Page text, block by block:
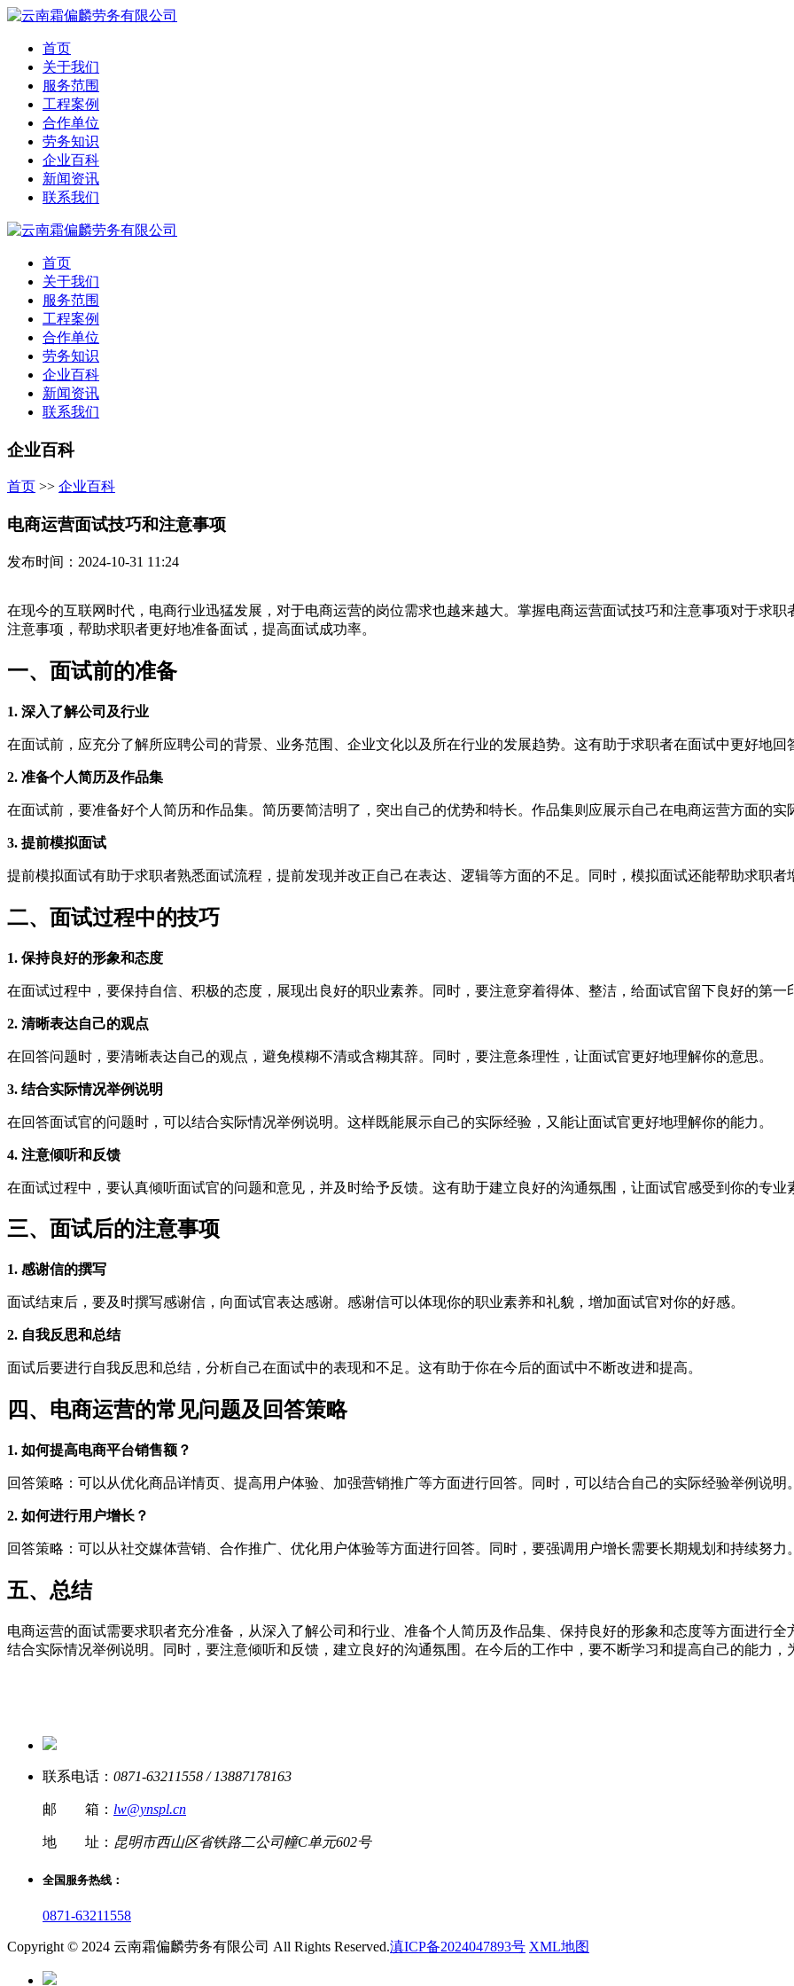
首页
关于我们
服务范围
工程案例
合作单位
劳务知识
企业百科
新闻资讯
联系我们
首页
关于我们
服务范围
工程案例
合作单位
劳务知识
企业百科
新闻资讯
联系我们
企业百科
首页 >> 企业百科
电商运营面试技巧和注意事项
发布时间：2024-10-31 11:24
在现今的互联网时代，电商行业迅猛发展，对于电商运营的岗位需求也越来越大。掌握电商运营面试技巧和注意事项对于求
注意事项，帮助求职者更好地准备面试，提高面试成功率。
一、面试前的准备
1. 深入了解公司及行业
在面试前，应充分了解所应聘公司的背景、业务范围、企业文化以及所在行业的发展趋势。这有助于求职者在面试中更好地
2. 准备个人简历及作品集
在面试前，要准备好个人简历和作品集。简历要简洁明了，突出自己的优势和特长。作品集则应展示自己在电商运营方面的
3. 提前模拟面试
提前模拟面试有助于求职者熟悉面试流程，提前发现并改正自己在表达、逻辑等方面的不足。同时，模拟面试还能帮助求职者
二、面试过程中的技巧
1. 保持良好的形象和态度
在面试过程中，要保持自信、积极的态度，展现出良好的职业素养。同时，要注意穿着得体、整洁，给面试官留下良好的第一
2. 清晰表达自己的观点
在回答问题时，要清晰表达自己的观点，避免模糊不清或含糊其辞。同时，要注意条理性，让面试官更好地理解你的意思。
3. 结合实际情况举例说明
在回答面试官的问题时，可以结合实际情况举例说明。这样既能展示自己的实际经验，又能让面试官更好地理解你的能力。
4. 注意倾听和反馈
在面试过程中，要认真倾听面试官的问题和意见，并及时给予反馈。这有助于建立良好的沟通氛围，让面试官感受到你的专业
三、面试后的注意事项
1. 感谢信的撰写
面试结束后，要及时撰写感谢信，向面试官表达感谢。感谢信可以体现你的职业素养和礼貌，增加面试官对你的好感。
2. 自我反思和总结
面试后要进行自我反思和总结，分析自己在面试中的表现和不足。这有助于你在今后的面试中不断改进和提高。
四、电商运营的常见问题及回答策略
1. 如何提高电商平台销售额？
回答策略：可以从优化商品详情页、提高用户体验、加强营销推广等方面进行回答。同时，可以结合自己的实际经验举例说明
2. 如何进行用户增长？
回答策略：可以从社交媒体营销、合作推广、优化用户体验等方面进行回答。同时，要强调用户增长需要长期规划和持续努力
五、总结
电商运营的面试需要求职者充分准备，从深入了解公司和行业、准备个人简历及作品集、保持良好的形象和态度等方面进行
结合实际情况举例说明。同时，要注意倾听和反馈，建立良好的沟通氛围。在今后的工作中，要不断学习和提高自己的能力
联系电话： 0871-63211558 / 13887178163
邮 箱： lw@ynspl.cn
地 址： 昆明市西山区省铁路二公司幢C单元602号
全国服务热线：
0871-63211558
Copyright © 2024 云南霜偏麟劳务有限公司 All Rights Reserved.滇ICP备2024047893号 XML地图